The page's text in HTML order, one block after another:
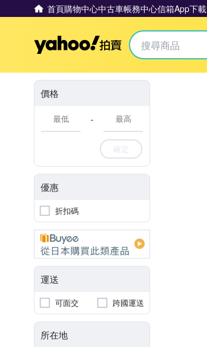
首頁購物中心中古車帳務中心信箱App下載
Yahoo拍賣
價格
-
確定
優惠
折扣碼
運送
可面交 跨國運送
所在地